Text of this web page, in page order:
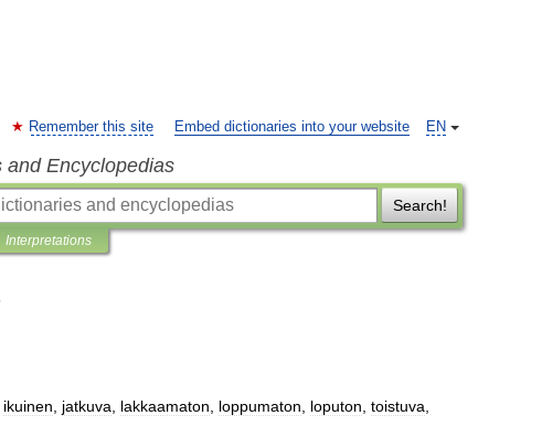
EN
Remember this site Embed dictionaries into your website
and Encyclopedias
Search!
Interpretations
ikuinen jatkuva lakkaamaton loppumaton loputon toistuva